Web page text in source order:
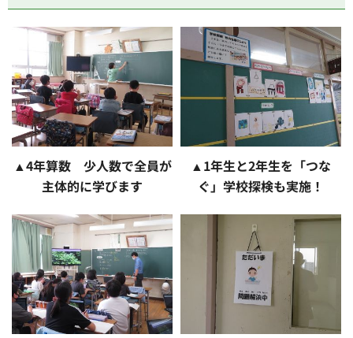
▲4年算数 少人数で全員が
主体的に学びます
▲1年生と2年生を「つな
ぐ」学校探検も実施！